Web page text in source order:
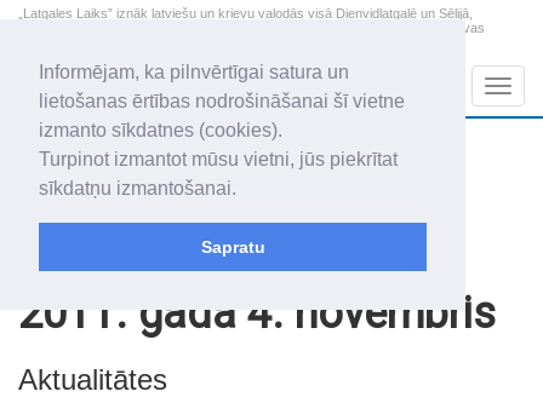
Informējam, ka pilnvērtīgai satura un
lietošanas ērtības nodrošināšanai šī vietne
izmanto sīkdatnes (cookies).
Turpinot izmantot mūsu vietni, jūs piekrītat
sīkdatņu izmantošanai.
Sapratu
„Latgales Laiks” iznāk latviešu un krievu valodās visā Dienvidlatgalē un Sēlijā,
„Latgales Laiks” latviešu valodā aptver Daugavpils valstspilsētu, Augšdaugavas
2026. gada 8. augusts
Sestdiena
Mudīte, Vladislava, Vladislavs
+11.7
2011. gada 4. novembris
Aktualitātes